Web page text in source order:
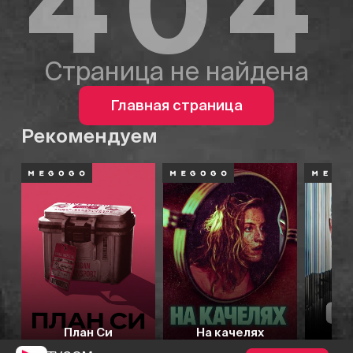
Страница не найдена
Главная страница
Рекомендуем
План Си На качелях